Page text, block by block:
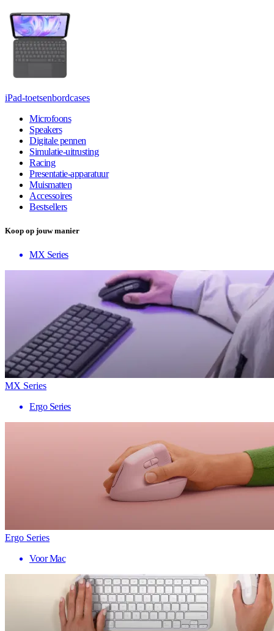
iPad-toetsenbordcases
Microfoons
Speakers
Digitale pennen
Simulatie-uitrusting
Racing
Presentatie-apparatuur
Muismatten
Accessoires
Bestsellers
Koop op jouw manier
MX Series
MX Series
Ergo Series
Ergo Series
Voor Mac